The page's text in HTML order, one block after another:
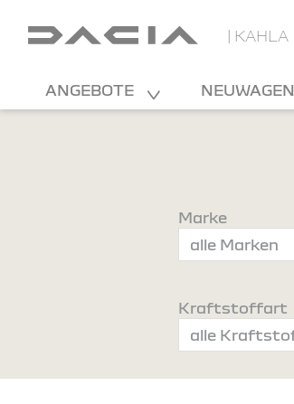
| KAHLA
ANGEBOTE NEUWAGEN
Marke
Kraftstoffart